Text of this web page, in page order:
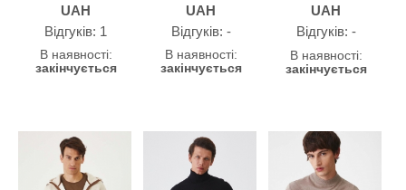
UAH
Відгуків: 1
В наявності:
закінчується
UAH
Відгуків: -
В наявності:
закінчується
UAH
Відгуків: -
В наявності:
закінчується